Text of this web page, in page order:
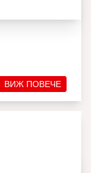
ВИЖ ПОВЕЧЕ